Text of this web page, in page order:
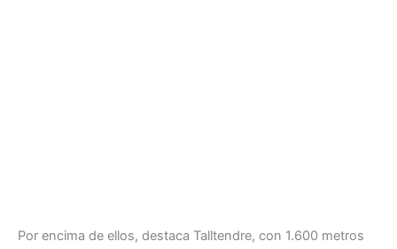
Por encima de ellos, destaca Talltendre, con 1.600 metros